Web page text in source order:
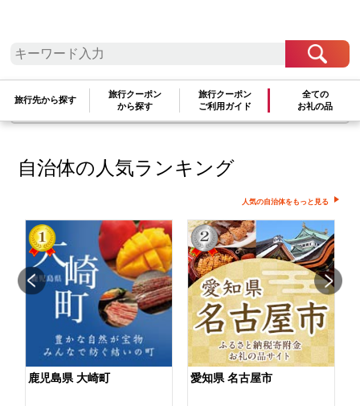
旅行先から探す
旅行クーポン
から探す
旅行クーポン
ご利用ガイド
全ての
お礼の品
検索条件を変更して再度お試しください
文字が正しく入力されていることをご確認ください
自治体の人気ランキング
人気の自治体をもっと見る
鹿児島県 大崎町 愛知県 名古屋市